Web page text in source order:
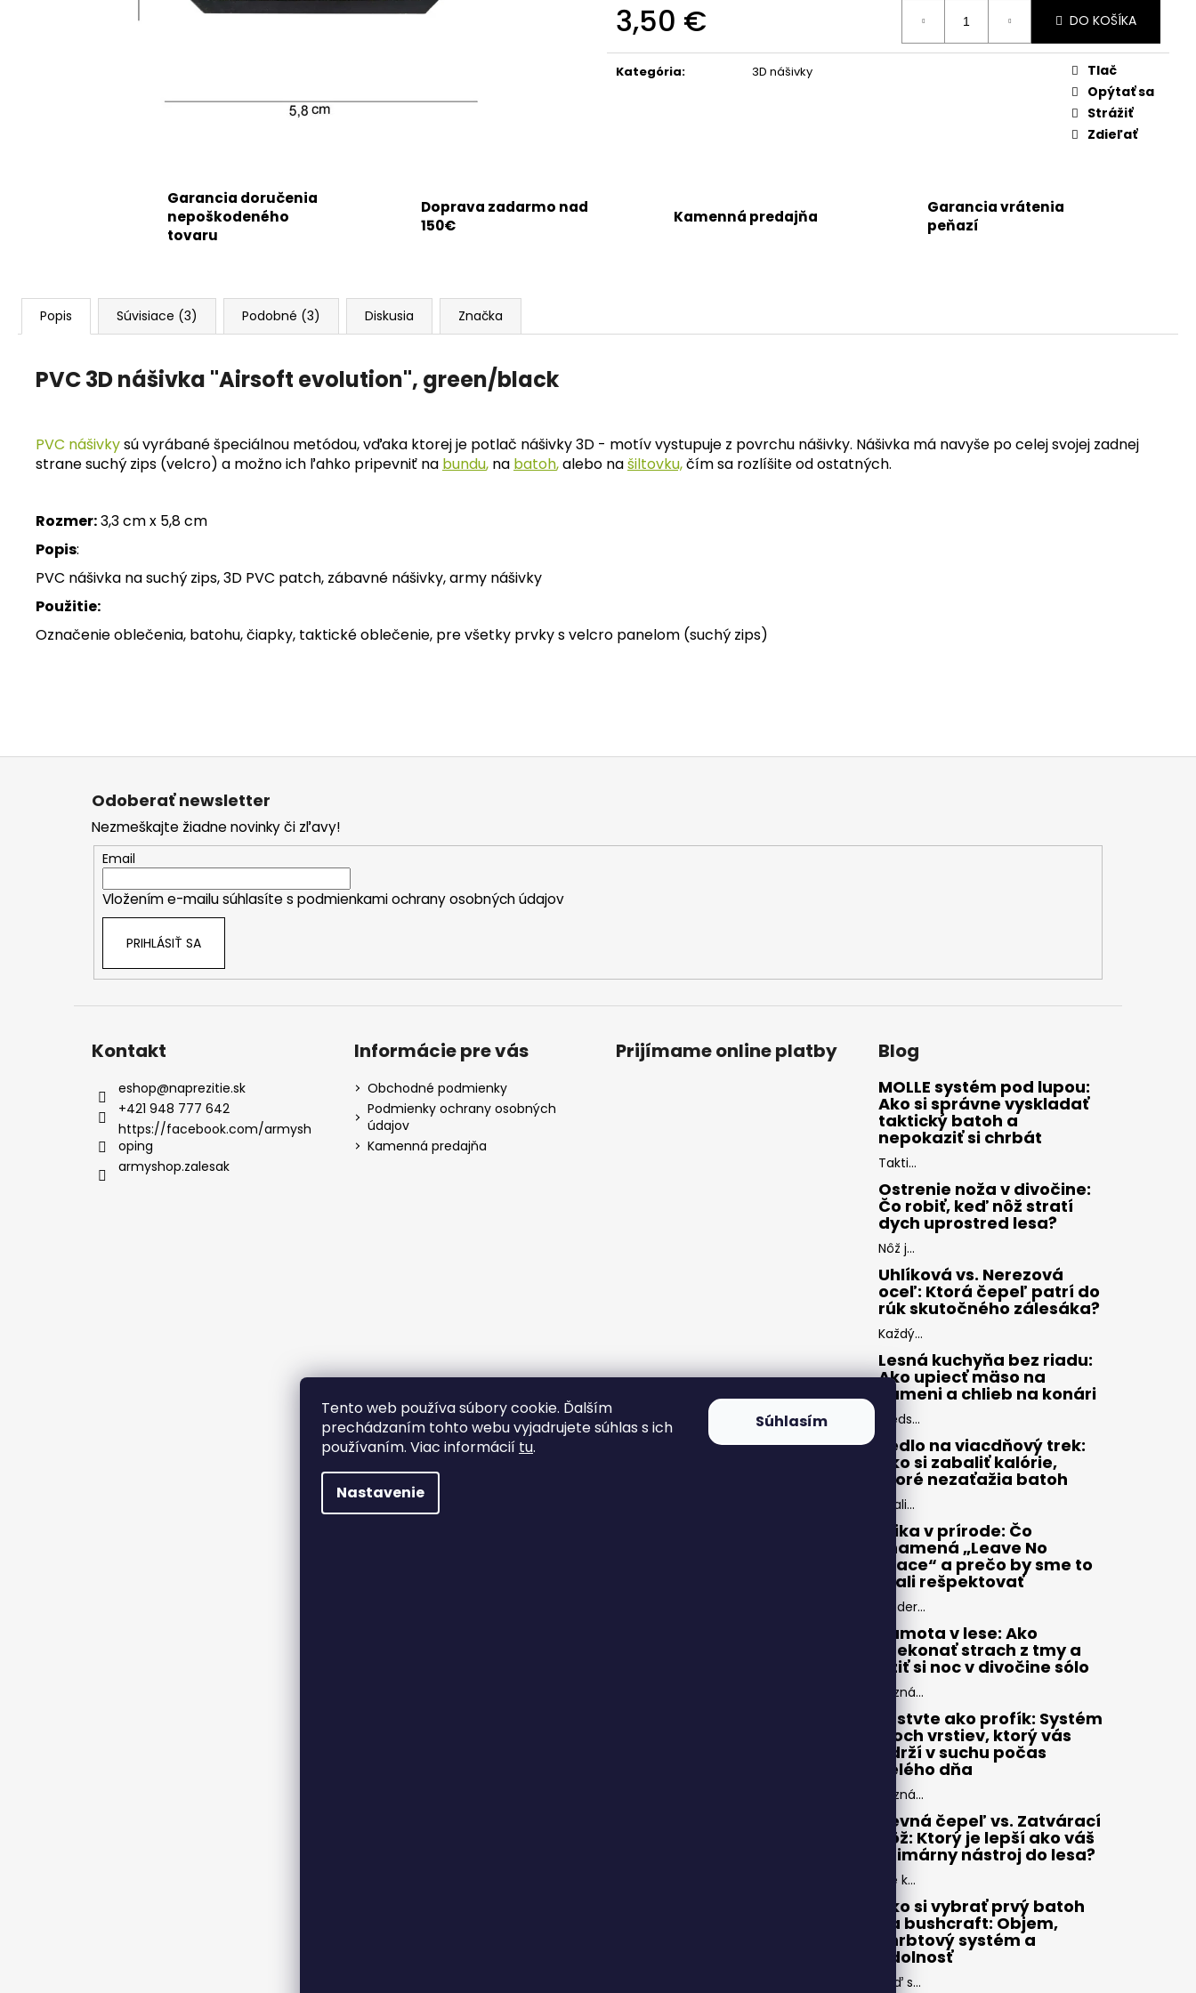
Tento web používa súbory cookie. Ďalším
prechádzaním tohto webu vyjadrujete súhlas s ich
používaním. Viac informácií tu.
Nastavenie
Súhlasím
3,50 €
cena:
DO KOŠÍKA
Kategória: 3D nášivky
Tlač
Opýtať sa
Strážiť
Zdieľať
Garancia doručenia
nepoškodeného
tovaru
Doprava zadarmo nad
150€
Kamenná predajňa
Garancia vrátenia
peňazí
Popis Súvisiace (3) Podobné (3) Diskusia Značka
PVC 3D nášivka "Airsoft evolution", green/black
PVC nášivkysú vyrábané špeciálnou metódou, vďaka ktorej je potlač nášivky 3D - motív vystupuje z povrchu nášivky. Nášivka má navyše po celej svojej zadnej
strane suchý zips (velcro) a možno ich ľahko pripevniť na bundu, na batoh,alebo našiltovku,čím sa rozlíšite od ostatných.
Rozmer:3,3 cm x 5,8 cm
Popis:
PVC nášivka na suchý zips, 3D PVC patch, zábavné nášivky, army nášivky
Použitie:
Označenie oblečenia, batohu, čiapky, taktické oblečenie, pre všetky prvky s velcro panelom (suchý zips)
Odoberať newsletter
Nezmeškajte žiadne novinky či zľavy!
Email
Vložením e-mailu súhlasíte s podmienkami ochrany osobných údajov
PRIHLÁSIŤ SA
Kontakt
eshop@naprezitie.sk
+421 948 777 642
https://facebook.com/armysh
oping
armyshop.zalesak
Informácie pre vás
Obchodné podmienky
Podmienky ochrany osobných
údajov
Kamenná predajňa
Prijímame online platby Blog
MOLLE systém pod lupou:
Ako si správne vyskladať
taktický batoh a
nepokaziť si chrbát
Takti...
Ostrenie noža v divočine:
Čo robiť, keď nôž stratí
dych uprostred lesa?
Nôž j...
Uhlíková vs. Nerezová
oceľ: Ktorá čepeľ patrí do
rúk skutočného zálesáka?
Každý...
Lesná kuchyňa bez riadu:
Ako upiecť mäso na
kameni a chlieb na konári
Preds...
Jedlo na viacdňový trek:
Ako si zabaliť kalórie,
ktoré nezaťažia batoh
Zbali...
Etika v prírode: Čo
znamená „Leave No
Trace“ a prečo by sme to
mali rešpektovať
Moder...
Samota v lese: Ako
prekonať strach z tmy a
užiť si noc v divočine sólo
Pozná...
Vrstvte ako profík: Systém
troch vrstiev, ktorý vás
udrží v suchu počas
celého dňa
Pozná...
Pevná čepeľ vs. Zatvárací
nôž: Ktorý je lepší ako váš
primárny nástroj do lesa?
Pre k...
Ako si vybrať prvý batoh
na bushcraft: Objem,
chrbtový systém a
odolnosť
Keď s...